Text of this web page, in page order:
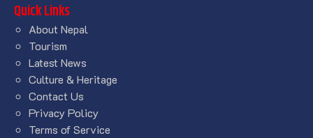
Quick Links
About Nepal
Tourism
Latest News
Culture & Heritage
Contact Us
Privacy Policy
Terms of Service